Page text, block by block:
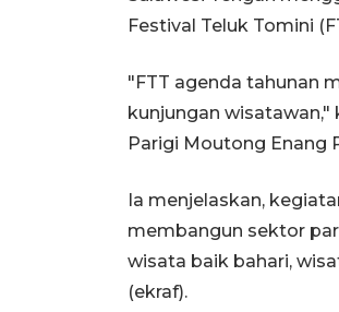
Festival Teluk Tomini
"FTT agenda tahunan
kunjungan wisatawan,"
Parigi Moutong Enang
Ia menjelaskan,
membangun sektor
wisata baik bahari,
(ekraf).